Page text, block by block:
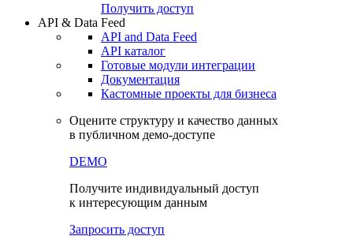
Получить доступ
API & Data Feed
API and Data Feed
API каталог
Готовые модули интеграции
Документация
Кастомные проекты для бизнеса
Оцените структуру и качество данных
в публичном демо-доступе
DEMO
Получите индивидуальный доступ
к интересующим данным
Запросить доступ